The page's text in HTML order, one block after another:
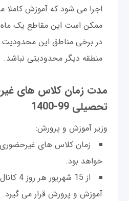
اجرا می شود که آموزش
ممکن است این مقاطع یک ماه
در برخی مناطق این
منطقه دیگر محدودیتی نباشد.
مدت زمان کلاس‌ های
تحصیلی 99-1400
وزیر آموزش و پرورش:
زمان کلاس های غیرحضوری
خواهد بود.
از 15
آموزش و پرورش قرار می گیرد.